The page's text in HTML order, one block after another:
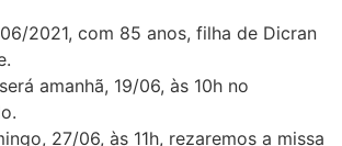
2021, com 85 anos, filha de Dicran
amanhã, 19/06, às 10h no
27/06, às 11h, rezaremos a missa